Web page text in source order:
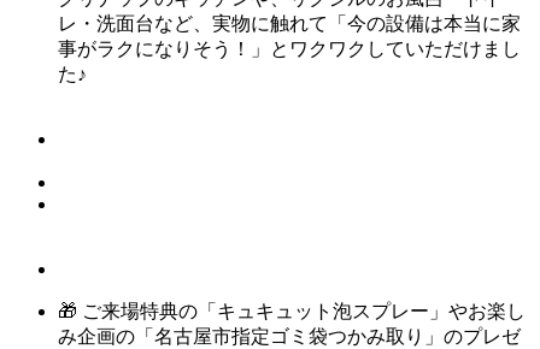
レ・洗面台など、実物に触れて「今の設備は本当に家
事がラクになりそう！」とワクワクしていただけまし
た♪
🎁 ご来場特典の「キュキュット泡スプレー」やお楽し
み企画の「名古屋市指定ゴミ袋つかみ取り」のプレゼ